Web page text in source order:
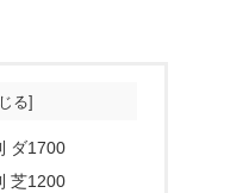
ダ1700
芝1200